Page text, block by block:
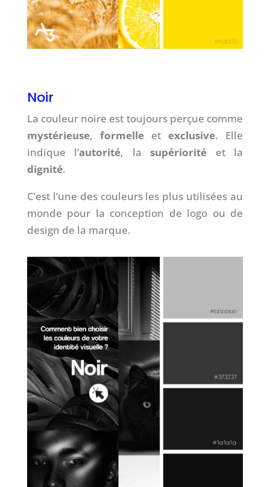
Noir
La couleur noire est toujours perçue comme
mystérieuse, formelleetexclusive. Elle
indique l’autorité, lasupériorité et la
dignité.
C’est l’une des couleurs les plus utilisées au
monde pour la conception de logo ou de
design de la marque.